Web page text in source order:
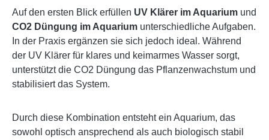
Auf den ersten Blick erfüllen UV Klärer im Aquarium und
CO2 Düngung im Aquarium unterschiedliche Aufgaben.
In der Praxis ergänzen sie sich jedoch ideal. Während
der UV Klärer für klares und keimarmes Wasser sorgt,
unterstützt die CO2 Düngung das Pflanzenwachstum und
stabilisiert das System.
Durch diese Kombination entsteht ein Aquarium, das
sowohl optisch ansprechend als auch biologisch stabil